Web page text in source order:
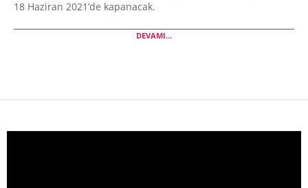
18 Haziran 2021’de kapanacak.
DEVAMI...